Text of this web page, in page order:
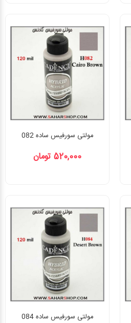
مولتی سورفیس ساده 082
520,000 تومان
مولتی سورفیس ساده 084